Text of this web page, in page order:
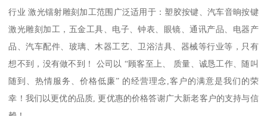
行业 激光镭射雕刻加工范围广泛适用于：塑胶按键、汽车音晌按键
激光雕刻加工，五金工具、电子、钟表、眼镜、通讯产品、电器产
品、汽车配件、玻璃、木器工艺、卫浴洁具、器械等行业等，只有
想不到，没有做不到！ 公司以 “顾客至上、 质量、诚恳工作、随叫
随到、热情服务、价格低廉” 的经营理念,客户的满意是我们的荣
幸！我们以更优的品质, 更优惠的价格答谢广大新老客户的支持与信